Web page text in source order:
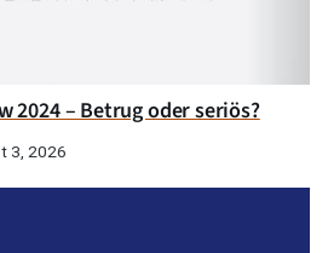
2024 – Betrug oder seriös?
3, 2026